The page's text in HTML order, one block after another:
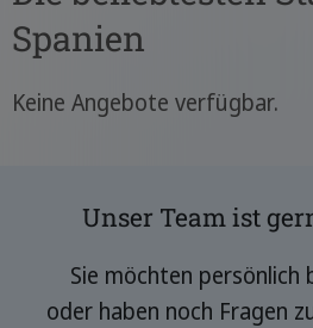
Spanien
Keine Angebote verfügbar.
Unser Team ist
Sie möchten persönlich
oder haben noch Fragen